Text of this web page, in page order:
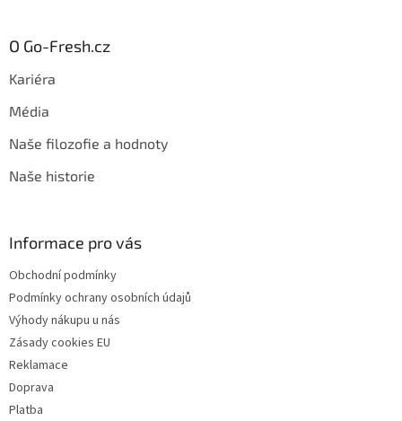
O Go-Fresh.cz
Kariéra
Média
Naše filozofie a hodnoty
Naše historie
Informace pro vás
Obchodní podmínky
Podmínky ochrany osobních údajů
Výhody nákupu u nás
Zásady cookies EU
Reklamace
Doprava
Platba